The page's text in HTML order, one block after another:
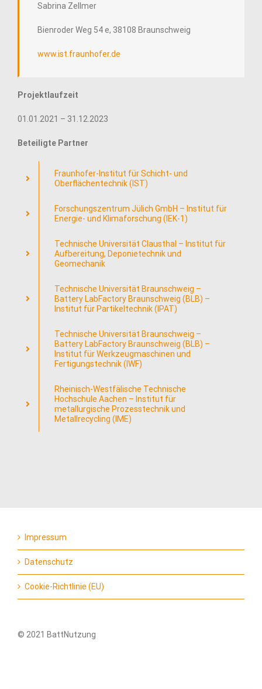
Sabrina Zellmer
Bienroder Weg 54 e, 38108 Braunschweig
www.ist.fraunhofer.de
Projektlaufzeit
01.01.2021 – 31.12.2023
Beteiligte Partner
Fraunhofer-Institut für Schicht- und
Oberflächentechnik (IST)
Forschungszentrum Jülich GmbH – Institut für
Energie- und Klimaforschung (IEK-1)
Technische Universität Clausthal – Institut für
Aufbereitung, Deponietechnik und
Geomechanik
Technische Universität Braunschweig –
Battery LabFactory Braunschweig (BLB) –
Institut für Partikeltechnik (IPAT)
Technische Universität Braunschweig –
Battery LabFactory Braunschweig (BLB) –
Institut für Werkzeugmaschinen und
Fertigungstechnik (IWF)
Rheinisch-Westfälische Technische
Hochschule Aachen – Institut für
metallurgische Prozesstechnik und
Metallrecycling (IME)
Impressum
Datenschutz
Cookie-Richtlinie (EU)
© 2021 BattNutzung